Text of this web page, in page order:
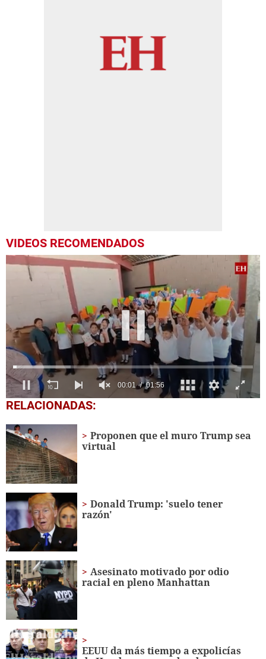
VIDEOS RECOMENDADOS
0
of
minute,
56
seconds
00:03 01:56
RELACIONADAS:
Proponen que el muro Trump sea
virtual
Donald Trump: 'suelo tener
razón'
Asesinato motivado por odio
racial en pleno Manhattan
EEUU da más tiempo a expolicías